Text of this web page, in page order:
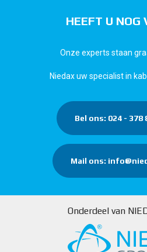
HEEFT U NOG
Onze experts staan
Niedax uw specialist in
Bel ons: 024 - 378
Mail ons:
Onderdeel van